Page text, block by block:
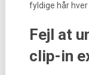
fyldige hår hver
Fejl at
clip-in